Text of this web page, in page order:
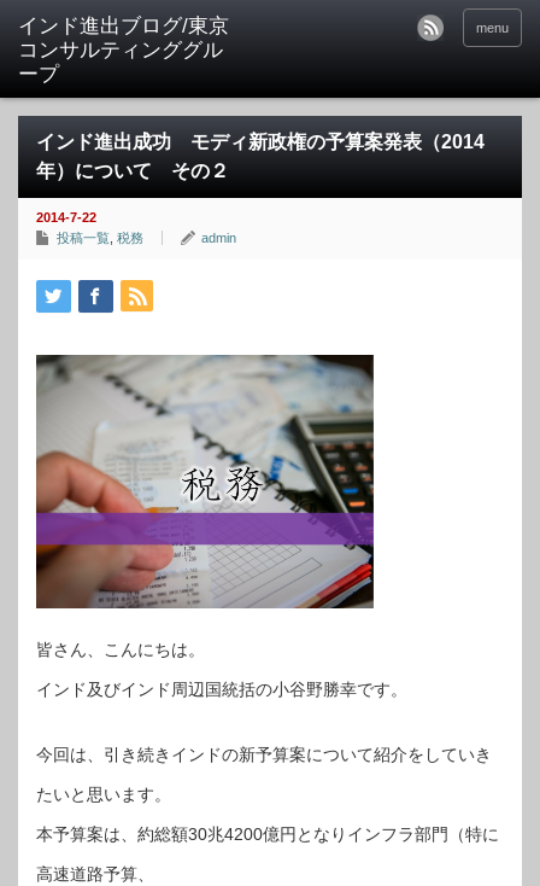
インド進出ブログ/東京
コンサルティンググル
ープ
menu
インド進出成功 モディ新政権の予算案発表（2014
年）について その２
2014-7-22
投稿一覧 税務 admin
皆さん、こんにちは。
インド及びインド周辺国統括の小谷野勝幸です。
今回は、引き続きインドの新予算案について紹介をしていき
たいと思います。
本予算案は、約総額30兆4200億円となりインフラ部門（特に
高速道路予算、